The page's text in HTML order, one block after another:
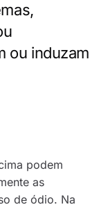
ou induzam
podem
as
de ódio. Na